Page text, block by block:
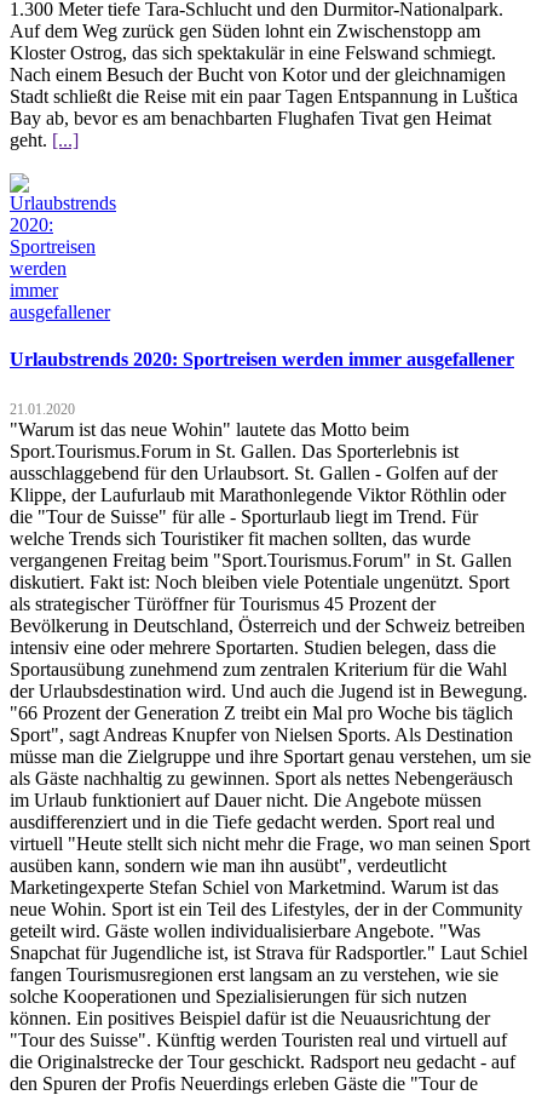
1.300 Meter tiefe Tara-Schlucht und den Durmitor-Nationalpark.
Auf dem Weg zurück gen Süden lohnt ein Zwischenstopp am
Kloster Ostrog, das sich spektakulär in eine Felswand schmiegt.
Nach einem Besuch der Bucht von Kotor und der gleichnamigen
Stadt schließt die Reise mit ein paar Tagen Entspannung in Luštica
Bay ab, bevor es am benachbarten Flughafen Tivat gen Heimat
geht. [...]
Urlaubstrends 2020: Sportreisen werden immer ausgefallener
21.01.2020
"Warum ist das neue Wohin" lautete das Motto beim
Sport.Tourismus.Forum in St. Gallen. Das Sporterlebnis ist
ausschlaggebend für den Urlaubsort. St. Gallen - Golfen auf der
Klippe, der Laufurlaub mit Marathonlegende Viktor Röthlin oder
die "Tour de Suisse" für alle - Sporturlaub liegt im Trend. Für
welche Trends sich Touristiker fit machen sollten, das wurde
vergangenen Freitag beim "Sport.Tourismus.Forum" in St. Gallen
diskutiert. Fakt ist: Noch bleiben viele Potentiale ungenützt. Sport
als strategischer Türöffner für Tourismus 45 Prozent der
Bevölkerung in Deutschland, Österreich und der Schweiz betreiben
intensiv eine oder mehrere Sportarten. Studien belegen, dass die
Sportausübung zunehmend zum zentralen Kriterium für die Wahl
der Urlaubsdestination wird. Und auch die Jugend ist in Bewegung.
"66 Prozent der Generation Z treibt ein Mal pro Woche bis täglich
Sport", sagt Andreas Knupfer von Nielsen Sports. Als Destination
müsse man die Zielgruppe und ihre Sportart genau verstehen, um sie
als Gäste nachhaltig zu gewinnen. Sport als nettes Nebengeräusch
im Urlaub funktioniert auf Dauer nicht. Die Angebote müssen
ausdifferenziert und in die Tiefe gedacht werden. Sport real und
virtuell "Heute stellt sich nicht mehr die Frage, wo man seinen Sport
ausüben kann, sondern wie man ihn ausübt", verdeutlicht
Marketingexperte Stefan Schiel von Marketmind. Warum ist das
neue Wohin. Sport ist ein Teil des Lifestyles, der in der Community
geteilt wird. Gäste wollen individualisierbare Angebote. "Was
Snapchat für Jugendliche ist, ist Strava für Radsportler." Laut Schiel
fangen Tourismusregionen erst langsam an zu verstehen, wie sie
solche Kooperationen und Spezialisierungen für sich nutzen
können. Ein positives Beispiel dafür ist die Neuausrichtung der
"Tour des Suisse". Künftig werden Touristen real und virtuell auf
die Originalstrecke der Tour geschickt. Radsport neu gedacht - auf
den Spuren der Profis Neuerdings erleben Gäste die "Tour de